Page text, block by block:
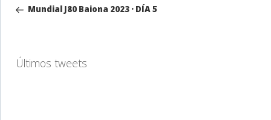
entradas
PostMundial J80 Baiona 2023 · DÍA 5
Últimos tweets